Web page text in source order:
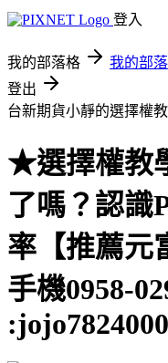
登入
我的部落格 我的部
登出
台新期貨小靜的選擇權
★選擇權教
了嗎？認識
率【推薦元
手機0958-
:jojo7824000